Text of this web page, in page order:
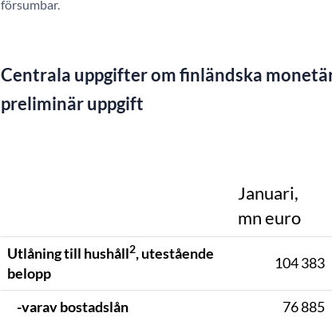
försumbar.
Centrala uppgifter om finländska
preliminär uppgift
Januari,
mn euro
Utlåning till hushåll2, utestående
belopp
104 383
-varav bostadslån 76 885